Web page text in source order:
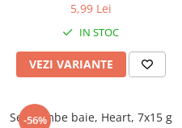
5,99 Lei
IN STOC
VEZI VARIANTE
-56%
Set bombe baie, Heart, 7x15 g